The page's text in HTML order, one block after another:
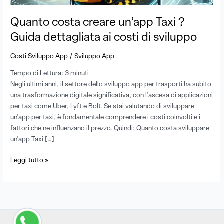
Quanto costa creare un’app Taxi ?
Guida dettagliata ai costi di sviluppo
Costi Sviluppo App /Sviluppo App
Tempo di Lettura:3 minuti
Negli ultimi anni, il settore dello sviluppo app per trasporti ha subito
una trasformazione digitale significativa, con l’ascesa di applicazioni
per taxi come Uber, Lyft e Bolt. Se stai valutando di sviluppare
un’app per taxi, è fondamentale comprendere i costi coinvolti e i
fattori che ne influenzano il prezzo. Quindi: Quanto costa sviluppare
un’app Taxi […]
di
sviluppo
Leggi tutto »